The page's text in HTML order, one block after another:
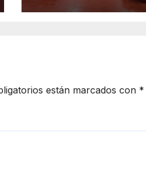
están marcados con *